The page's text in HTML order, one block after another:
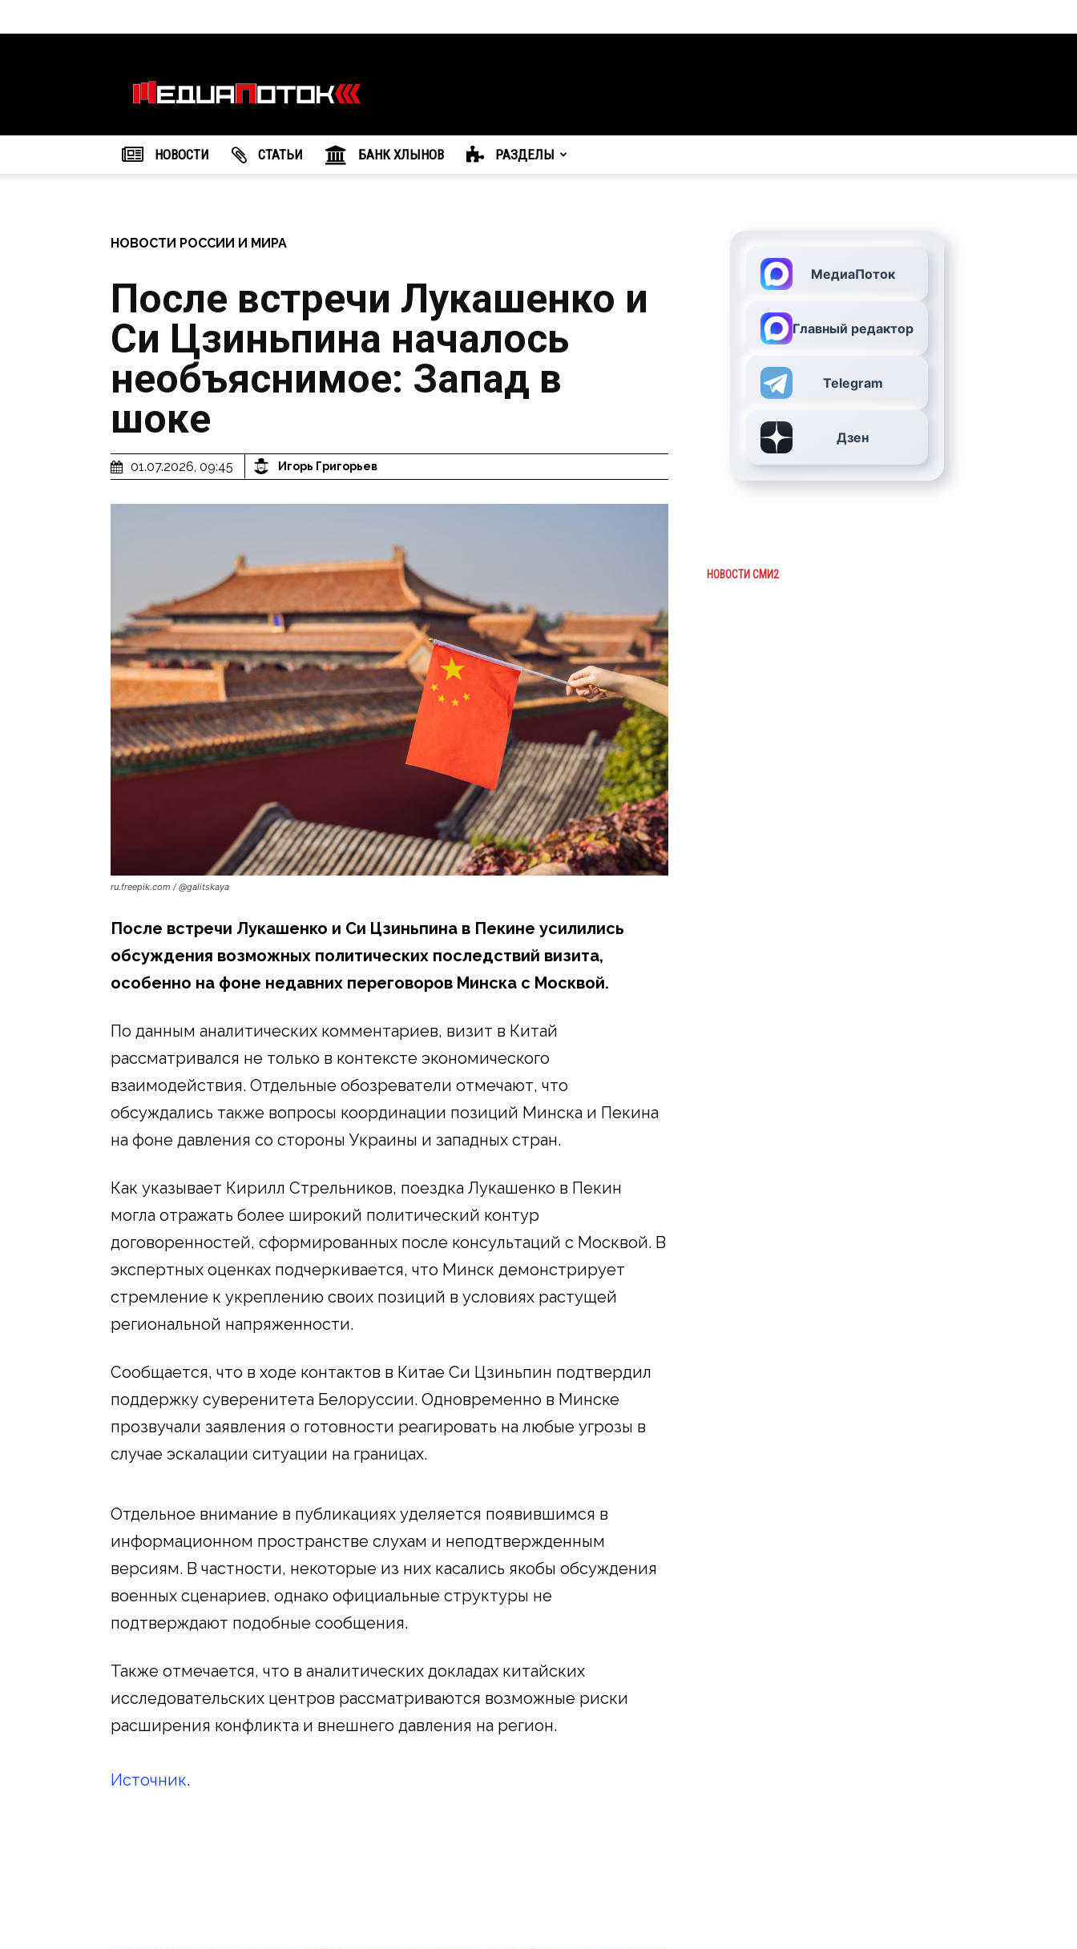
агентство
"МедиаПоток"
НОВОСТИ CТАТЬИ БАНК ХЛЫНОВ РАЗДЕЛЫ
НОВОСТИ РОССИИ И МИРА
После встречи Лукашенко и
Си Цзиньпина началось
необъяснимое: Запад в
шоке
01.07.2026, 09:45 Игорь Григорьев
ru.freepik.com / @galitskaya
После встречи Лукашенко и Си Цзиньпина в Пекине усилились
обсуждения возможных политических последствий визита,
особенно на фоне недавних переговоров Минска с Москвой.
По данным аналитических комментариев, визит в Китай
рассматривался не только в контексте экономического
взаимодействия. Отдельные обозреватели отмечают, что
обсуждались также вопросы координации позиций Минска и Пекина
на фоне давления со стороны Украины и западных стран.
Как указывает Кирилл Стрельников, поездка Лукашенко в Пекин
могла отражать более широкий политический контур
договоренностей, сформированных после консультаций с Москвой. В
экспертных оценках подчеркивается, что Минск демонстрирует
стремление к укреплению своих позиций в условиях растущей
региональной напряженности.
Сообщается, что в ходе контактов в Китае Си Цзиньпин подтвердил
поддержку суверенитета Белоруссии. Одновременно в Минске
прозвучали заявления о готовности реагировать на любые угрозы в
случае эскалации ситуации на границах.
Отдельное внимание в публикациях уделяется появившимся в
информационном пространстве слухам и неподтвержденным
версиям. В частности, некоторые из них касались якобы обсуждения
военных сценариев, однако официальные структуры не
подтверждают подобные сообщения.
Также отмечается, что в аналитических докладах китайских
исследовательских центров рассматриваются возможные риски
расширения конфликта и внешнего давления на регион.
Источник.
МедиаПоток
Главный редактор
Telegram
Дзен
НОВОСТИ СМИ2